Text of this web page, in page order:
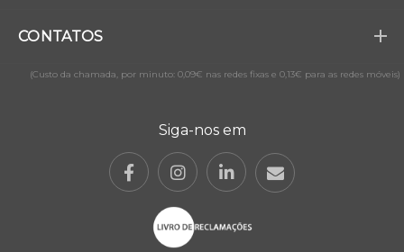
CONTATOS
(Custo da chamada, por minuto: 0,09€ nas redes fixas e 0,13€ para as redes móveis)
Siga-nos em